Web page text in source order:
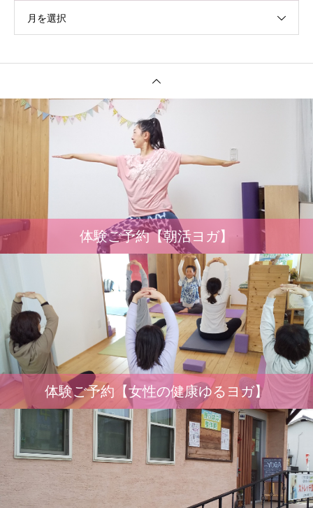
月を選択
体験ご予約【朝活ヨガ】
体験ご予約【女性の健康ゆるヨガ】